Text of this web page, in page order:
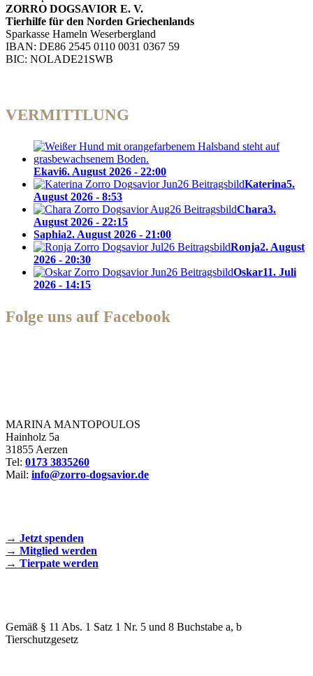
ZORRO DOGSAVIOR E. V.
Tierhilfe für den Norden Griechenlands
Sparkasse Hameln Weserbergland
IBAN: DE86 2545 0110 0031 0367 59
BIC: NOLADE21SWB
VERMITTLUNG
Ekavi6. August 2026 - 22:00
Katerina5.
August 2026 - 8:53
Chara3.
August 2026 - 22:15
Saphia2. August 2026 - 21:00
Ronja2. August
2026 - 20:30
Oskar11. Juli
2026 - 14:15
Folge uns auf Facebook
MARINA MANTOPOULOS
Hainholz 5a
31855 Aerzen
Tel: 0173 3835260
Mail: info@zorro-dogsavior.de
→ Jetzt spenden
→ Mitglied werden
→ Tierpate werden
Gemäß § 11 Abs. 1 Satz 1 Nr. 5 und 8 Buchstabe a, b
Tierschutzgesetz